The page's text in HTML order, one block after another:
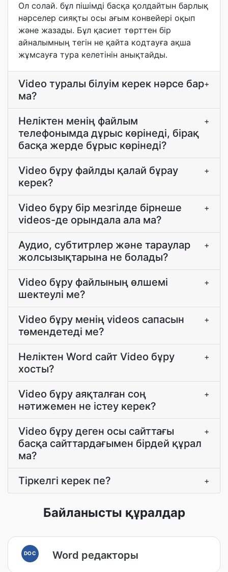
Ол солай. бұл пішімді басқа қолдайтын барлық
нәрселер сияқты осы ағым конвейері оқып
және жазады. Бұл қасиет төрттен бір
айналымның тегін не қайта кодтауға ақша
жұмсауға тура келетінін анықтайды.
Video туралы білуім керек нәрсе бар
ма?
+
Неліктен менің файлым
телефонымда дұрыс көрінеді, бірақ
басқа жерде бұрыс көрінеді?
+
Video бұру файлды қалай бұрау
керек?
+
Video бұру бір мезгілде бірнеше
videos-де орындала ала ма?
+
Аудио, субтитрлер және тараулар
жолсызықтарына не болады?
+
Video бұру файлының өлшемі
шектеулі ме?
+
Video бұру менің videos сапасын
төмендетеді ме?
+
Неліктен Word сайт Video бұру
хосты?
+
Video бұру аяқталған соң
нәтижемен не істеу керек?
+
Video бұру деген осы сайттағы
басқа сайттардағымен бірдей құрал
ма?
+
Тіркелгі керек пе? +
Байланысты құралдар
DOC Word редакторы